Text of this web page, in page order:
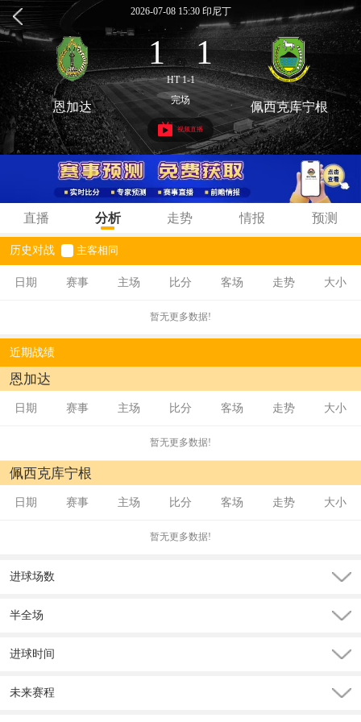
2026-07-08 15:30 印尼丁
1 : 1
HT 1-1
恩加达 完场 佩西克库宁根
视频直播
直播 分析 走势 情报 预测
历史对战 主客相同
日期 赛事 主场 比分 客场 走势 大小
暂无更多数据!
近期战绩
恩加达
日期 赛事 主场 比分 客场 走势 大小
暂无更多数据!
佩西克库宁根
日期 赛事 主场 比分 客场 走势 大小
暂无更多数据!
进球场数
半全场
进球时间
未来赛程